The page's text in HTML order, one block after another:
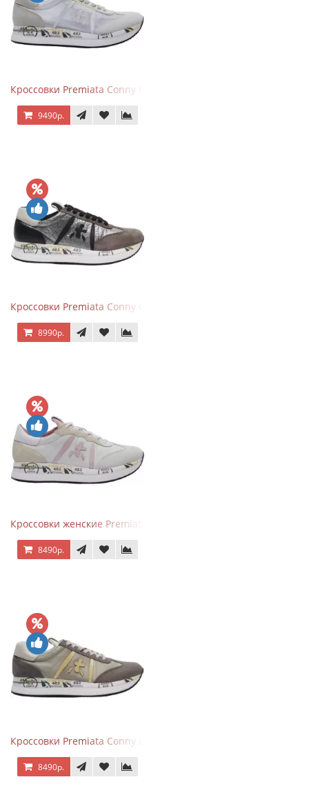
Кроссовки Premiata Conny Combi Grey
9490р.
Кроссовки Premiata Conny Gray Brown
8990р.
Кроссовки женские Premiata Conny бежево-серые с розовым
8490р.
Кроссовки Premiata Conny Leather Beige
8490р.